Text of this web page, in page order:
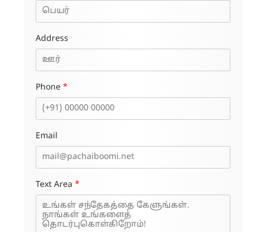
Address
Phone *
Email
Text Area *